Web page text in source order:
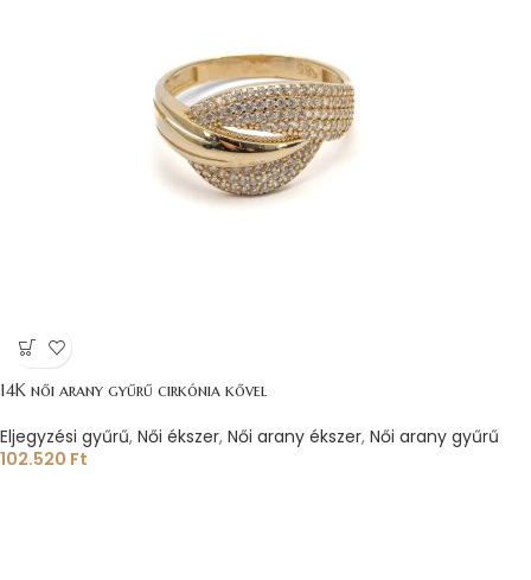
14K női arany gyűrű cirkónia kővel
Eljegyzési gyűrű, Női ékszer, Női arany ékszer, Női arany gyűrű
102.520 Ft